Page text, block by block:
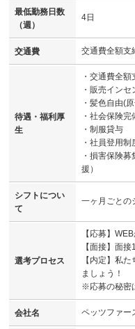
最低勤務日数
（週）
4日
交通費 交通費全額支
待遇・福利厚
生
・交通費全額
・販売イン
・髪色自由(
・社会保険完
・制服貸与
・社員登用制
・損害保険
援）
シフトについ
て
一ヶ月ごとの
選考プロセス
【応募】
【面接】面接
【内定】私
ましょう！
※応募の秘密
会社名 ペッツファー